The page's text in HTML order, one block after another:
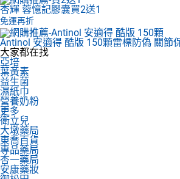
杏輝 蓉憶記膠囊買2送1
免運再折
Antinol 安適得 酷版 150顆雷標防偽 關節
大家都在找
亞培
葉黃素
益生菌
濕紙巾
營養奶粉
更多
衛立兒
大墩藥局
東喬百貨
專品藥局
杏一藥局
安康藥妝